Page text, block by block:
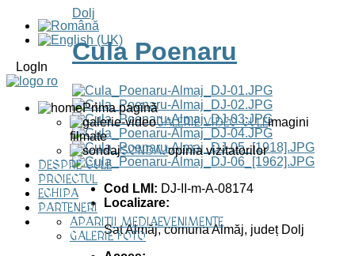
LogIn
Prima pagină
GALERIE VIDEO CULEimagini
filmate
SONDAJopinia vizitatorilor
DESPRE CULE
PROIECTUL
ECHIPA
PARTENERI
EVENIMENTE
APARIȚII MEDIA
GALERIE FOTO
Dolj
Cula Poenaru
Cod LMI: DJ-II-m-A-08174
Localizare:
Sat Almăj, comuna Almăj, județ Dolj